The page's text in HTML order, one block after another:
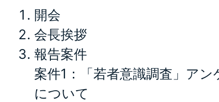
開会
会長挨拶
報告案件
案件1：「若者意識調査」ア
について